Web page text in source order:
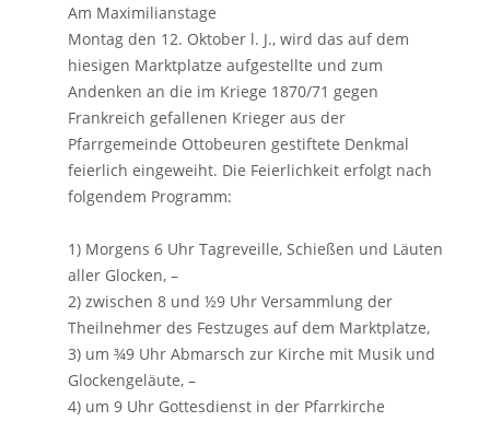
Am Maximilianstage
Montag den 12. Oktober l. J., wird das auf dem
hiesigen Marktplatze aufgestellte und zum
Andenken an die im Kriege 1870/71 gegen
Frankreich gefallenen Krieger aus der
Pfarrgemeinde Ottobeuren gestiftete Denkmal
feierlich eingeweiht. Die Feierlichkeit erfolgt nach
folgendem Programm:
1) Morgens 6 Uhr Tagreveille, Schießen und Läuten
aller Glocken, –
2) zwischen 8 und ½9 Uhr Versammlung der
Theilnehmer des Festzuges auf dem Marktplatze,
3) um ¾9 Uhr Abmarsch zur Kirche mit Musik und
Glockengeläute, –
4) um 9 Uhr Gottesdienst in der Pfarrkirche